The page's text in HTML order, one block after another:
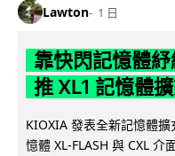
Lawton 1 日
靠快閃記憶體
推 XL1 記憶體
KIOXIA 發表全新記憶體
憶體 XL-FLASH 與 CXL